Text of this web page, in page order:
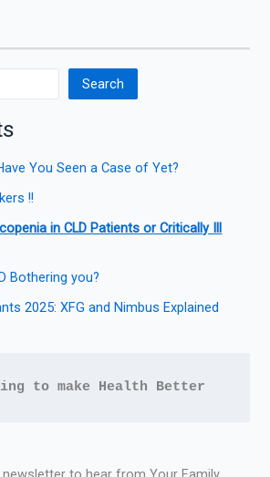
Search
You Seen a Case of Yet?
!!
in CLD Patients or Critically Ill
Bothering you?
2025: XFG and Nimbus Explained
to make Health Better